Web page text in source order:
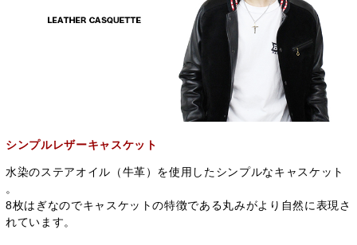
シンプルレザーキャスケット
水染のステアオイル（牛革）を使用したシンプルなキャスケット
。
8枚はぎなのでキャスケットの特徴である丸みがより自然に表現さ
れています。